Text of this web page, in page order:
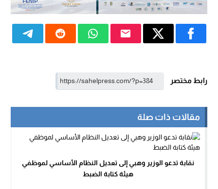
رابط مختصر
مقالات ذات صلة
نقابة تدعو الوزير وهبي إلى تعديل النظام الأساسي لموظفي
هيئة كتابة الضبط